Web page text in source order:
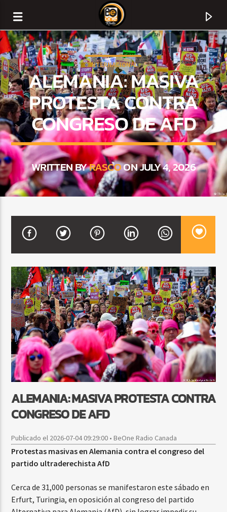
CURRENT TRACK
ARTIST
CURRENT SHOW
SALSA MATUTINA
6:00 AM 9:00 AM
Beone Radio
INTERNACIONAL
ALEMANIA: MASIVA
PROTESTA CONTRA
CONGRESO DE AFD
WRITTEN BYRASCOON JULY 4, 2026
ALEMANIA: MASIVA PROTESTA CONTRA
CONGRESO DE AFD
Publicado el 2026-07-04 09:29:00 • BeOne Radio Canada
Protestas masivas en Alemania contra el congreso del
partido ultraderechista AfD
Cerca de 31,000 personas se manifestaron este sábado en
Erfurt, Turingia, en oposición al congreso del partido